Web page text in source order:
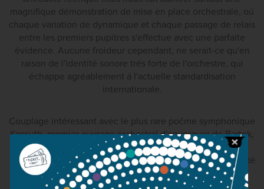
magnifique démonstration de mise en place orchestrale, oú
chaque variation de dynamique et chaque passage de relais
entre les premiers pupitres s'effectue avec une parfaite
évidence. Aucune froideur cependant, ne serait-ce qu'en
raison de l'identité sonore trés forte de l'orchestre, qui
échappe agréablement á l'actuelle standardisation
internationale.
Couplage intéressant avec le plus rare počme symphonique
Kossuth, premier ouvrage orchestral d'envergure de Bartok,
encore marqué par de nets restes d'influences post-
romantiques et en particulier straussiennes (Bartok avait été
bouleversé par l'audition d'Also sprach Zarathustra). Ici
encore c'est le savoir-faire de l'orchestre qui se révéle